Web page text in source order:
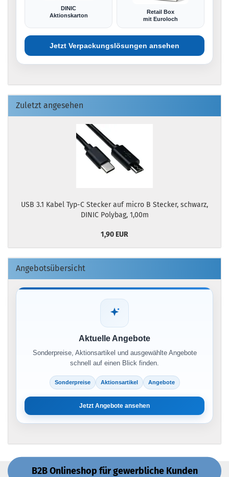
DINIC
Aktionskarton
Retail Box
mit Euroloch
Jetzt Verpackungslösungen ansehen
Zuletzt angesehen
USB 3.1 Kabel Typ-C Stecker auf micro B Stecker, schwarz,
DINIC Polybag, 1,00m
1,90 EUR
Angebotsübersicht
Aktuelle Angebote
Sonderpreise, Aktionsartikel und ausgewählte Angebote
schnell auf einen Blick finden.
Sonderpreise Aktionsartikel Angebote
Jetzt Angebote ansehen
B2B Onlineshop für gewerbliche Kunden